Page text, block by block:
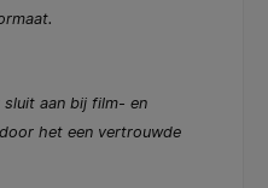
aan bij film- en
het een vertrouwde